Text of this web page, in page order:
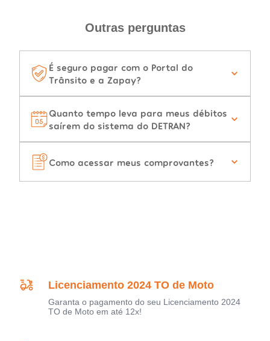
Outras perguntas
É seguro pagar com o Portal do
Trânsito e a Zapay?
Quanto tempo leva para meus débitos
saírem do sistema do DETRAN?
Como acessar meus comprovantes?
Licenciamento 2024 TO de Moto
Garanta o pagamento do seu Licenciamento 2024
TO de Moto em até 12x!